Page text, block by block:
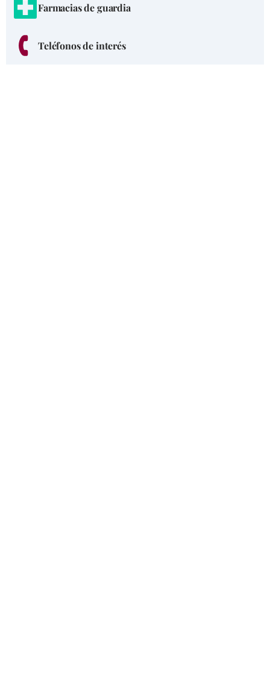
Farmacias de guardia
Teléfonos de interés